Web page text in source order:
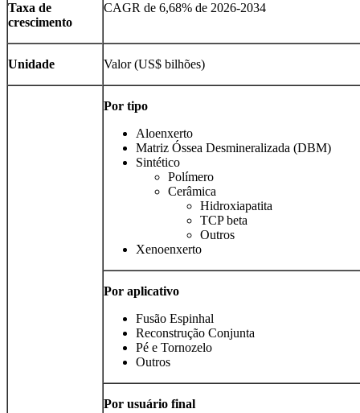
Taxa de
crescimento
CAGR de 6,68% de 2026-2034
Unidade Valor (US$ bilhões)
Por tipo
Aloenxerto
Matriz Óssea Desmineralizada (DBM)
Sintético
Polímero
Cerâmica
Hidroxiapatita
TCP beta
Outros
Xenoenxerto
Por aplicativo
Fusão Espinhal
Reconstrução Conjunta
Pé e Tornozelo
Outros
Por usuário final